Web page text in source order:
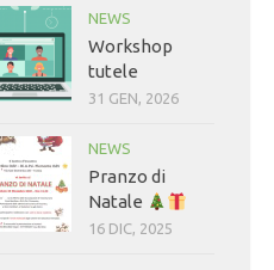
NEWS
Workshop
tutele
31 GEN, 2026
NEWS
Pranzo di
Natale
16 DIC, 2025